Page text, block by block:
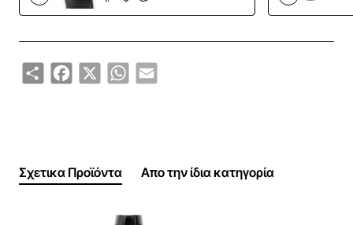
καθαρίσετε την επιφάνεια.
Χωρητικότητα δοχείου 500 ml.
ShareFacebook
X WhatsApp
Email
Σχετικα Προϊόντα Απο την ίδια κατηγορία